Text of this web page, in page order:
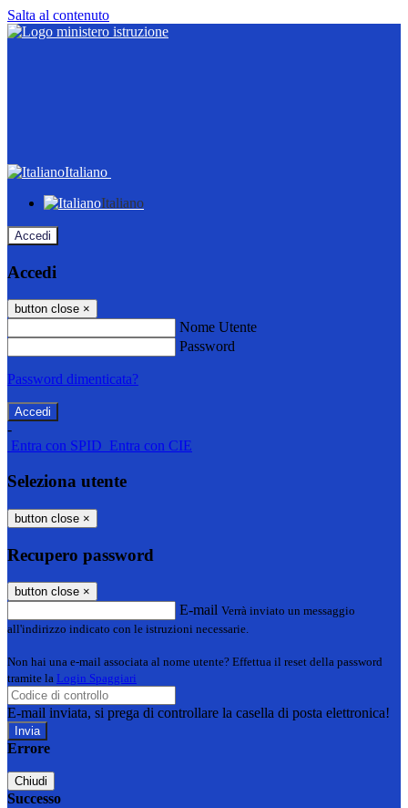
Salta al contenuto
Italiano
Italiano
Accedi
Accedi
button close ×
Nome Utente
Password
Password dimenticata?
-
Entra con SPID Entra con CIE
Seleziona utente
button close ×
Recupero password
button close ×
E-mail Verrà inviato un messaggio
all'indirizzo indicato con le istruzioni necessarie.
Non hai una e-mail associata al nome utente? Effettua il reset della password
tramite la Login Spaggiari
E-mail inviata, si prega di controllare la casella di posta elettronica!
Errore
Chiudi
Successo